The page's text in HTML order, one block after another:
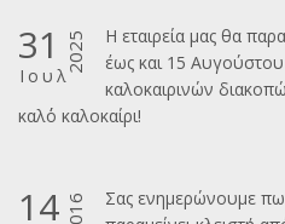
31
Ιουλ
2025
Η εταιρεία μας θα
έως και 15
καλοκαιρινών
καλ΄΄ο καλοκαίρι!
14 2016
Σας ενημερώνουμε